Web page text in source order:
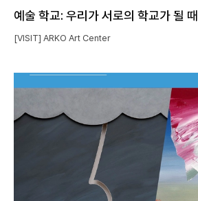
예술 학교: 우리가 서로의 학교가 될 때,
[VISIT] ARKO Art Center